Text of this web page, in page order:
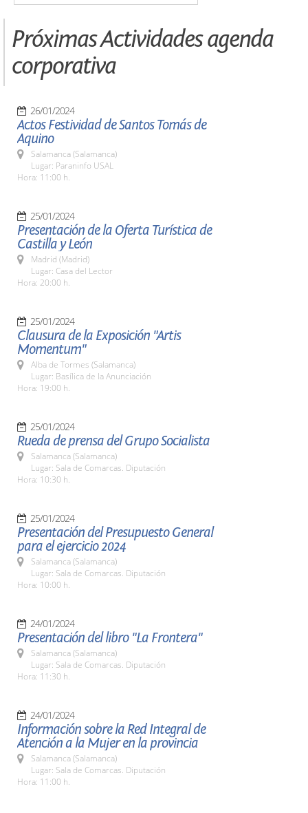
Próximas Actividades agenda
corporativa
26/01/2024
Actos Festividad de Santos Tomás de
Aquino
Salamanca (Salamanca)
Lugar: Paraninfo USAL
Hora: 11:00 h.
25/01/2024
Presentación de la Oferta Turística de
Castilla y León
Madrid (Madrid)
Lugar: Casa del Lector
Hora: 20:00 h.
25/01/2024
Clausura de la Exposición "Artis
Momentum"
Alba de Tormes (Salamanca)
Lugar: Basílica de la Anunciación
Hora: 19:00 h.
25/01/2024
Rueda de prensa del Grupo Socialista
Salamanca (Salamanca)
Lugar: Sala de Comarcas. Diputación
Hora: 10:30 h.
25/01/2024
Presentación del Presupuesto General
para el ejercicio 2024
Salamanca (Salamanca)
Lugar: Sala de Comarcas. Diputación
Hora: 10:00 h.
24/01/2024
Presentación del libro "La Frontera"
Salamanca (Salamanca)
Lugar: Sala de Comarcas. Diputación
Hora: 11:30 h.
24/01/2024
Información sobre la Red Integral de
Atención a la Mujer en la provincia
Salamanca (Salamanca)
Lugar: Sala de Comarcas. Diputación
Hora: 11:00 h.